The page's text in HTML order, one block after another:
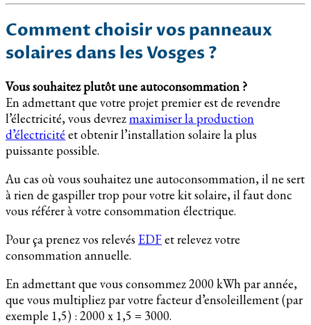
Comment choisir vos panneaux
solaires dans les Vosges ?
Vous souhaitez plutôt une autoconsommation ?
En admettant que votre projet premier est de revendre
l’électricité, vous devrezmaximiser la production
d’électricité et obtenir l’installation solaire la plus
puissante possible.
Au cas où vous souhaitez une autoconsommation, il ne sert
à rien de gaspiller trop pour votre kit solaire, il faut donc
vous référer à votre consommation électrique.
Pour ça prenez vos relevés EDFet relevez votre
consommation annuelle.
En admettant que vous consommez 2000 kWh par année,
que vous multipliez par votre facteur d’ensoleillement (par
exemple 1,5) : 2000 x 1,5 = 3000.